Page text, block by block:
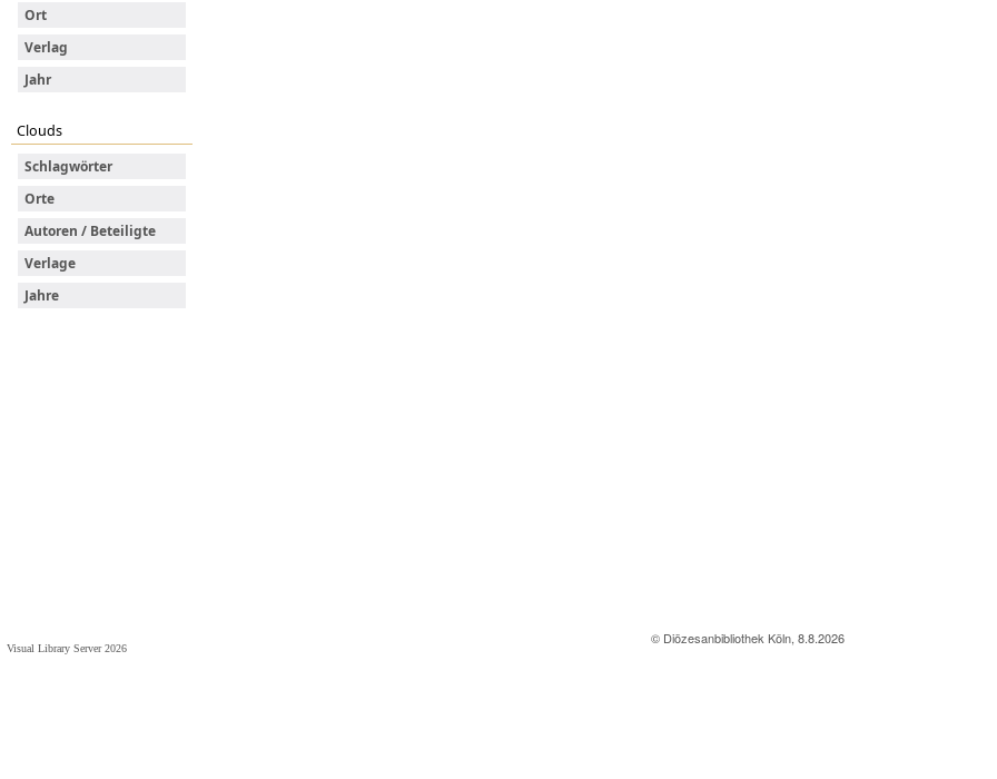
© Diözesanbibliothek Köln, 8.8.2026
Visual Library Server 2026
Ort
Verlag
Jahr
Clouds
Schlagwörter
Orte
Autoren / Beteiligte
Verlage
Jahre